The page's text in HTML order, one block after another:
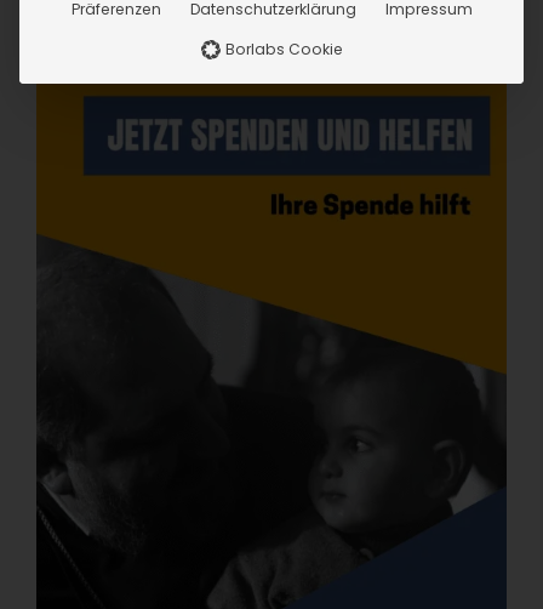
Präferenzen Datenschutzerklärung
Impressum
Borlabs Cookie